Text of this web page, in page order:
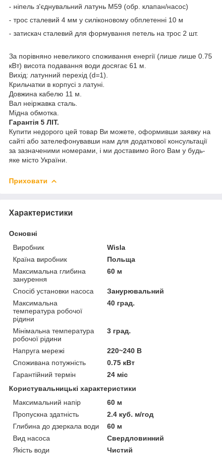
- ніпель з'єднувальний латунь М59 (обр. клапан/насос)
- трос сталевий 4 мм у силіконовому обплетенні 10 м
- затискач сталевий для формування петель на трос 2 шт.
За порівняно невеликого споживання енергії (лише лише 0.75
кВт) висота подавання води досягає 61 м.
Вихід: латунний перехід (d=1).
Крильчатки в корпусі з латуні.
Довжина кабелю 11 м.
Вал неіржавка сталь.
Мідна обмотка.
Гарантія 5 ЛІТ.
Купити недорого цей товар Ви можете, оформивши заявку на
сайті або зателефонувавши нам для додаткової консультації
за зазначеними номерами, і ми доставимо його Вам у будь-
яке місто України.
Приховати
Характеристики
Основні
Виробник
Wisla
Країна виробник
Польща
Максимальна глибина
занурення
60 м
Спосіб установки насоса
Занурювальний
Максимальна
температура робочої
рідини
40 град.
Мінімальна температура
робочої рідини
3 град.
Напруга мережі
220~240 В
Споживана потужність
0.75 кВт
Гарантійний термін
24 міс
Користувальницькі характеристики
Максимальний напір
60 м
Пропускна здатність
2.4 куб. м/год
Глибина до дзеркала води
60 м
Вид насоса
Свердловинний
Якість води
Чистий